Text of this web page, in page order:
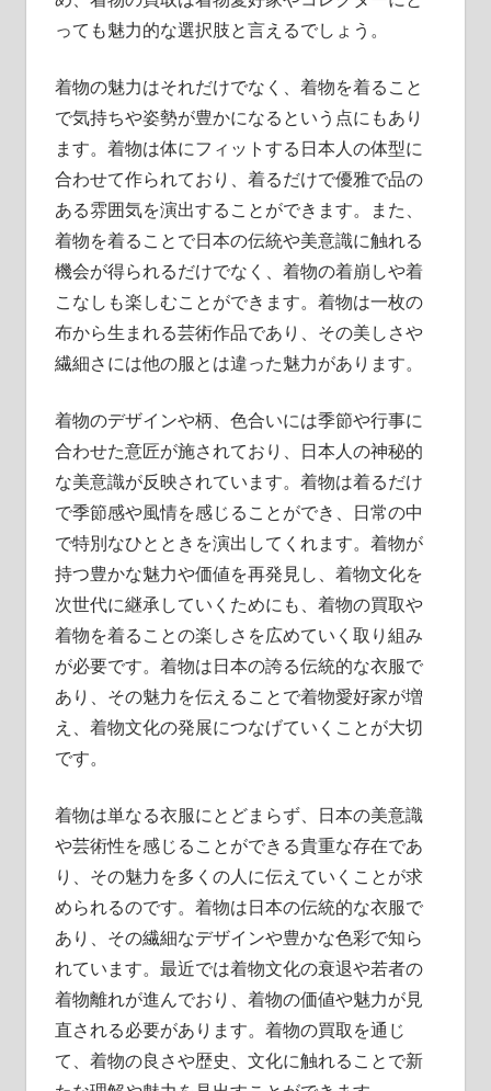
っても魅力的な選択肢と言えるでしょう。
着物の魅力はそれだけでなく、着物を着ること
で気持ちや姿勢が豊かになるという点にもあり
ます。着物は体にフィットする日本人の体型に
合わせて作られており、着るだけで優雅で品の
ある雰囲気を演出することができます。また、
着物を着ることで日本の伝統や美意識に触れる
機会が得られるだけでなく、着物の着崩しや着
こなしも楽しむことができます。着物は一枚の
布から生まれる芸術作品であり、その美しさや
繊細さには他の服とは違った魅力があります。
着物のデザインや柄、色合いには季節や行事に
合わせた意匠が施されており、日本人の神秘的
な美意識が反映されています。着物は着るだけ
で季節感や風情を感じることができ、日常の中
で特別なひとときを演出してくれます。着物が
持つ豊かな魅力や価値を再発見し、着物文化を
次世代に継承していくためにも、着物の買取や
着物を着ることの楽しさを広めていく取り組み
が必要です。着物は日本の誇る伝統的な衣服で
あり、その魅力を伝えることで着物愛好家が増
え、着物文化の発展につなげていくことが大切
です。
着物は単なる衣服にとどまらず、日本の美意識
や芸術性を感じることができる貴重な存在であ
り、その魅力を多くの人に伝えていくことが求
められるのです。着物は日本の伝統的な衣服で
あり、その繊細なデザインや豊かな色彩で知ら
れています。最近では着物文化の衰退や若者の
着物離れが進んでおり、着物の価値や魅力が見
直される必要があります。着物の買取を通じ
て、着物の良さや歴史、文化に触れることで新